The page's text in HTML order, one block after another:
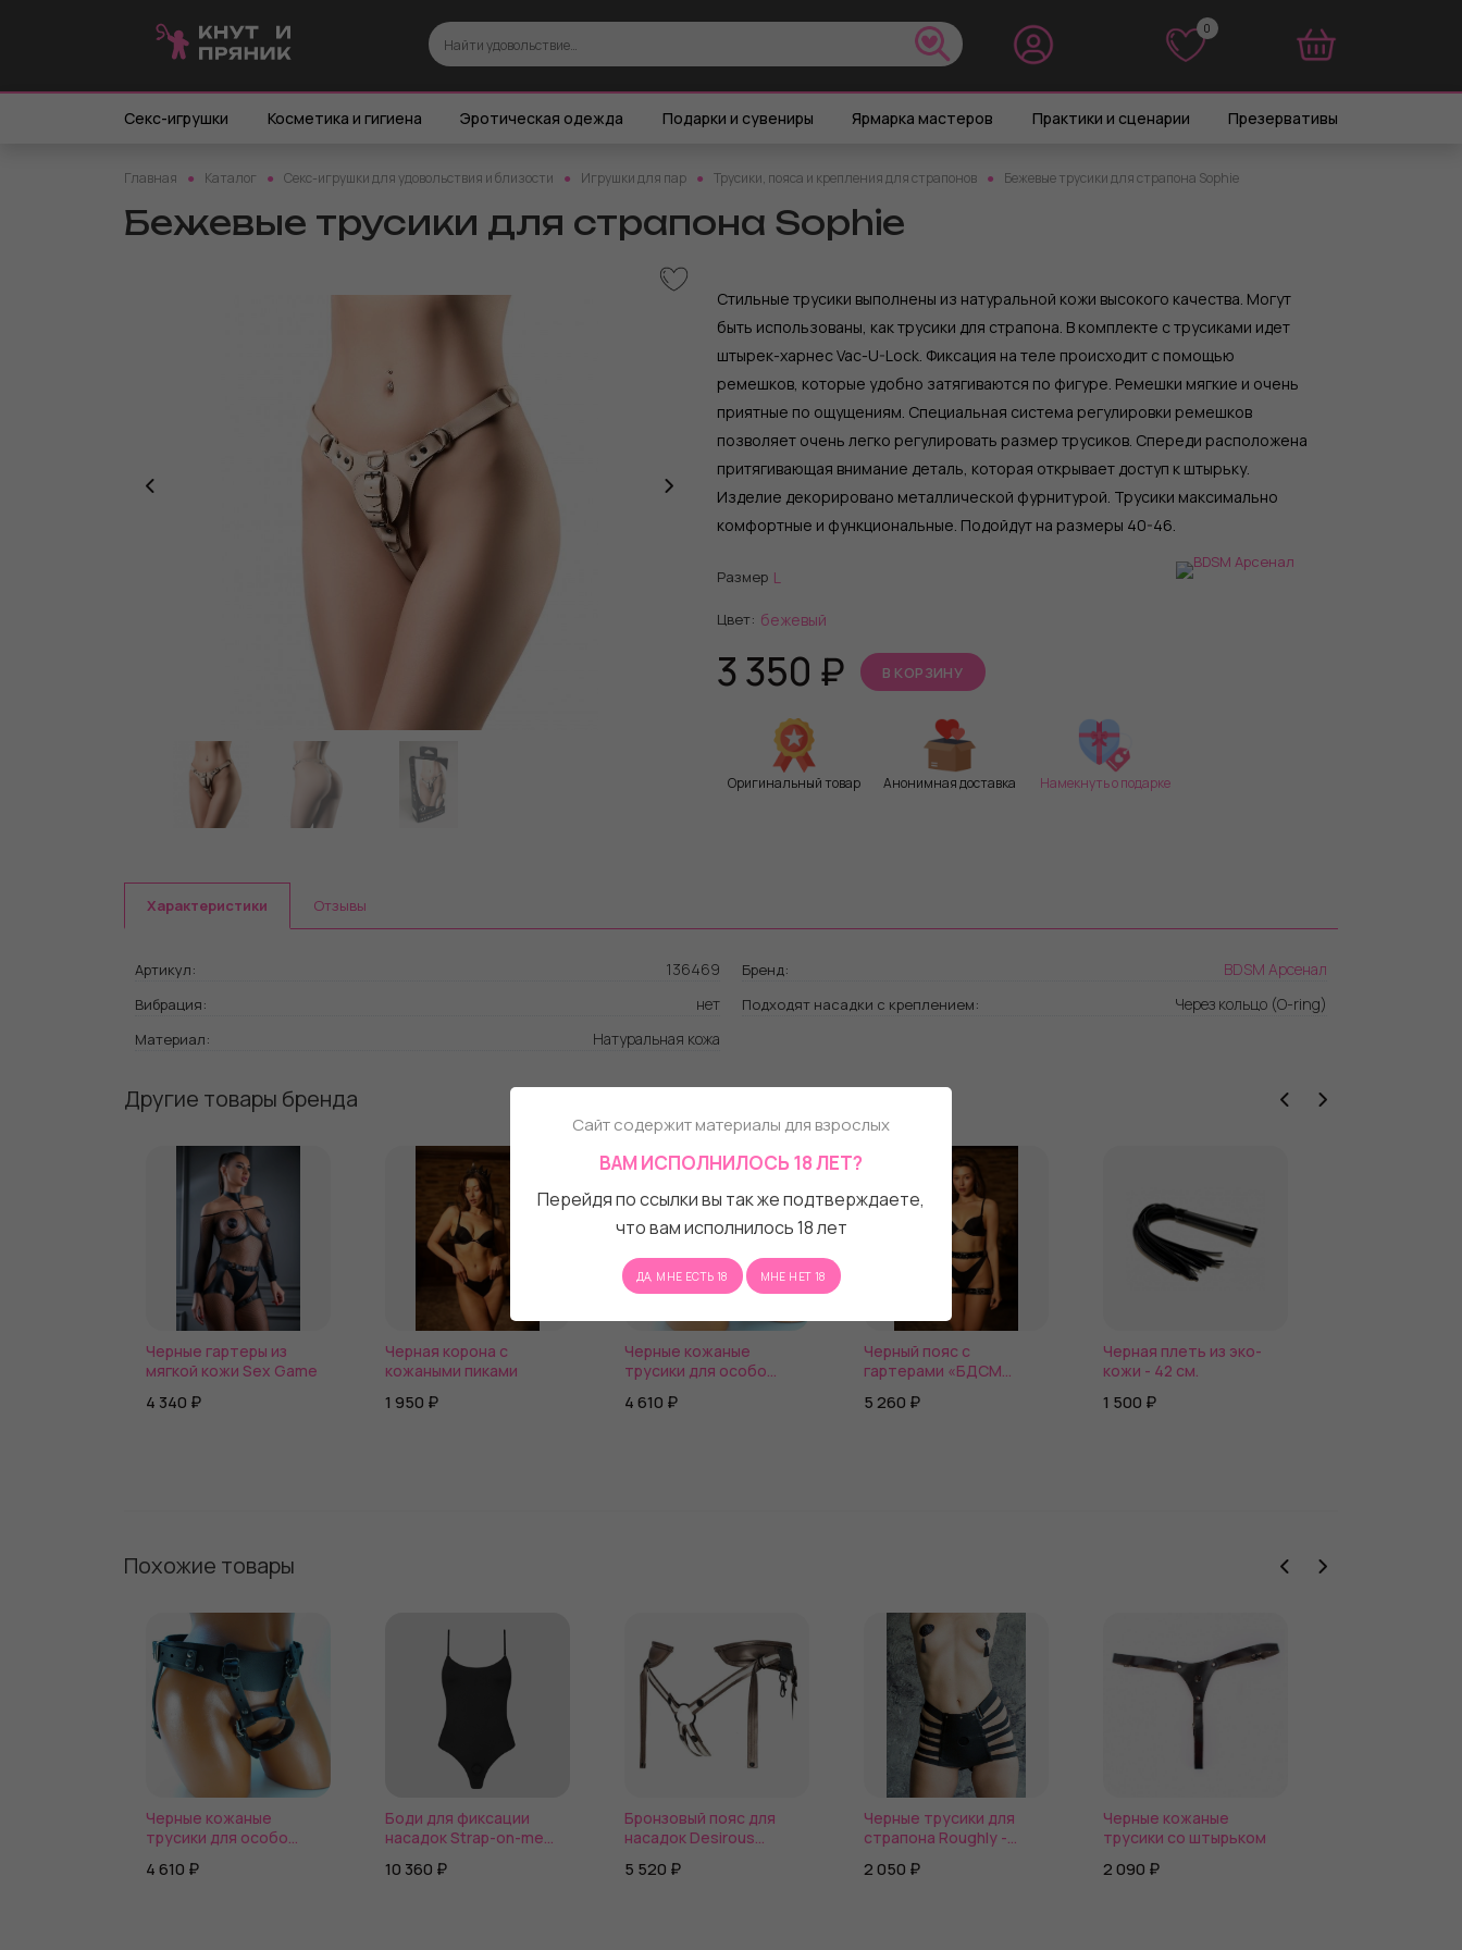
0
Секс-игрушки Косметика и гигиена Эротическая одежда Подарки и сувениры Ярмарка мастеров Практики и сценарии Презервативы
Главная Каталог Секс-игрушки для удовольствия и близости Игрушки для пар Трусики, пояса и крепления для страпонов Бежевые трусики для страпона Sophie
Бежевые трусики для страпона Sophie
Стильные трусики выполнены из натуральной кожи высокого качества. Могут
быть использованы, как трусики для страпона. В комплекте с трусиками идет
штырек-харнес Vac-U-Lock. Фиксация на теле происходит с помощью
ремешков, которые удобно затягиваются по фигуре. Ремешки мягкие и очень
приятные по ощущениям. Специальная система регулировки ремешков
позволяет очень легко регулировать размер трусиков. Спереди расположена
притягивающая внимание деталь, которая открывает доступ к штырьку.
Изделие декорировано металлической фурнитурой. Трусики максимально
комфортные и функциональные. Подойдут на размеры 40-46.
Размер L
Цвет: бежевый
3 350 ₽ В КОРЗИНУ
Оригинальный товар Анонимная доставка Намекнуть о подарке
Характеристики Отзывы
Артикул: 136469 Бренд: BDSM Арсенал
Вибрация: нет Подходят насадки с креплением: Через кольцо (O-ring)
Материал: Натуральная кожа
Другие товары бренда
Черные гартеры из
мягкой кожи Sex Game
4 340 ₽
Черная корона с
кожаными пиками
1 950 ₽
Черные кожаные
трусики для особо
4 610 ₽
Черный пояс с
гартерами «БДСМ
5 260 ₽
Черная плеть из эко-
кожи - 42 см.
1 500 ₽
Похожие товары
Черные кожаные
трусики для особо
4 610 ₽
Боди для фиксации
насадок Strap-on-me
10 360 ₽
Бронзовый пояс для
насадок Desirous
5 520 ₽
Черные трусики для
страпона Roughly -
2 050 ₽
Черные кожаные
трусики со штырьком
2 090 ₽
Сайт содержит материалы для взрослых
ВАМ ИСПОЛНИЛОСЬ 18 ЛЕТ?
Перейдя по ссылки вы так же подтверждаете,
что вам исполнилось 18 лет
ДА, МНЕ ЕСТЬ 18 МНЕ НЕТ 18